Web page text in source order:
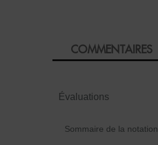
PDP Product Social Links MobileCOMMENTAIRES
Évaluations
Sommaire de la notation